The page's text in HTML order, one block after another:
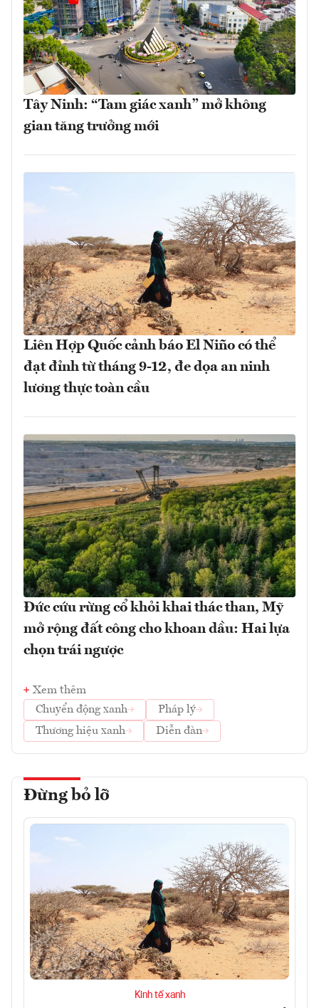
Tây Ninh: “Tam giác xanh” mở không
gian tăng trưởng mới
Liên Hợp Quốc cảnh báo El Niño có thể
đạt đỉnh từ tháng 9-12, đe dọa an ninh
lương thực toàn cầu
Đức cứu rừng cổ khỏi khai thác than, Mỹ
mở rộng đất công cho khoan dầu: Hai lựa
chọn trái ngược
Xem thêm
Chuyển động xanh
Pháp lý
Thương hiệu xanh
Diễn đàn
Đừng bỏ lỡ
Kinh tế xanh